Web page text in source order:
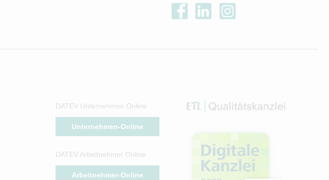
DATEV Unternehmen Online
Unternehmen-Online
DATEV Arbeitnehmer Online
Arbeitnehmer-Online